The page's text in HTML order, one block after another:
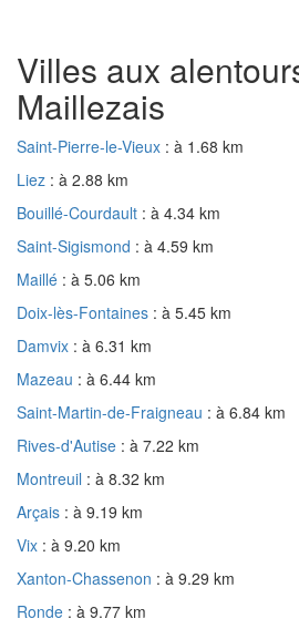
Villes aux
Maillezais
Saint-Pierre-le-Vieux : à 1.68 km
Liez : à 2.88 km
Bouillé-Courdault : à 4.34 km
Saint-Sigismond : à 4.59 km
Maillé : à 5.06 km
Doix-lès-Fontaines : à 5.45 km
Damvix : à 6.31 km
Mazeau : à 6.44 km
Saint-Martin-de-Fraigneau : à 6.84 km
Rives-d'Autise : à 7.22 km
Montreuil : à 8.32 km
Arçais : à 9.19 km
Vix : à 9.20 km
Xanton-Chassenon : à 9.29 km
Ronde : à 9.77 km